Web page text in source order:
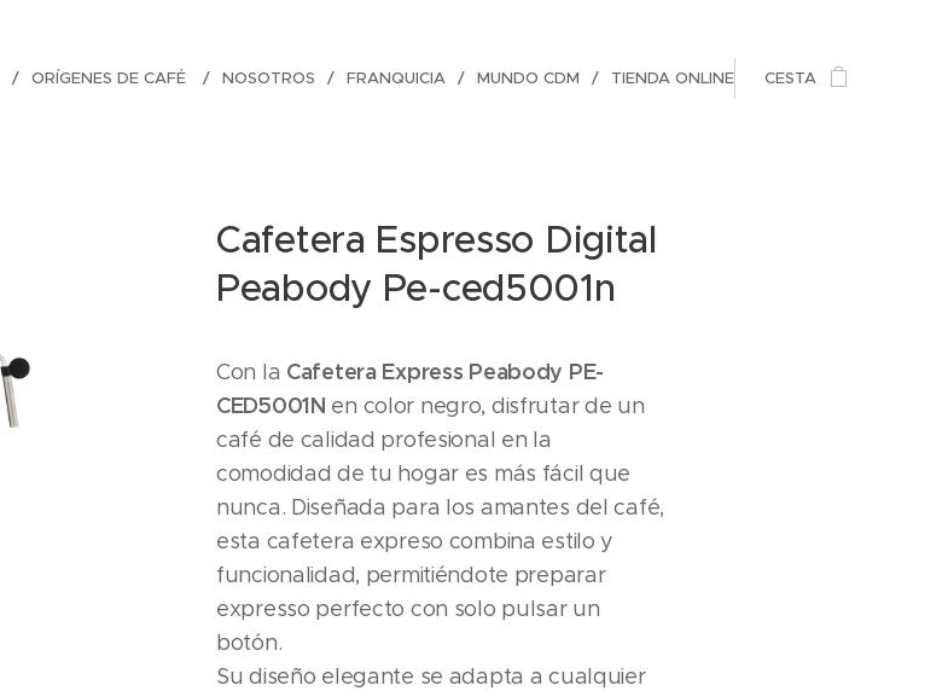
ORÍGENES DE CAFÉ NOSOTROS FRANQUICIA MUNDO CDM TIENDA ONLINE CESTA
Cafetera Espresso Digital
Peabody Pe-ced5001n
Con la Cafetera Express Peabody PE-
CED5001N en color negro, disfrutar de un
café de calidad profesional en la
comodidad de tu hogar es más fácil que
nunca. Diseñada para los amantes del café,
esta cafetera expreso combina estilo y
funcionalidad, permitiéndote preparar
expresso perfecto con solo pulsar un
botón.
Su diseño elegante se adapta a cualquier